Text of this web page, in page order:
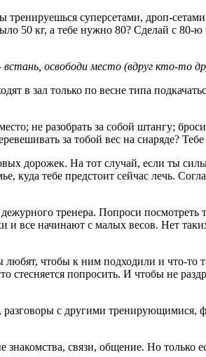
суперсетами, дроп-
50 кг, а тебе нужно 80? Сделай с
освободи место (вдруг кто-то
в зал только по весне типа
не разобрать за собой штангу;
за тобой вес на снаряде?
дорожек. На тот случай, если ты
куда тебе предстоит сейчас лечь.
тренера. Попроси
все начинают с малых весов. Нет
чтобы к ним подходили и что-
попросить. И чтобы не
разговоры с другими
связи, общение. Но только